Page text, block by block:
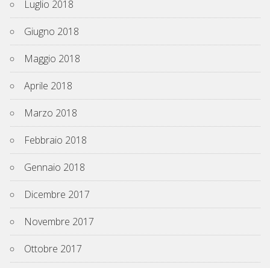
Luglio 2018
Giugno 2018
Maggio 2018
Aprile 2018
Marzo 2018
Febbraio 2018
Gennaio 2018
Dicembre 2017
Novembre 2017
Ottobre 2017